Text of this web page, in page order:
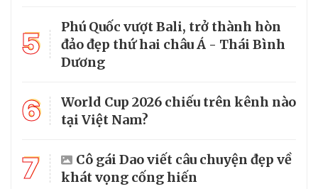
5
Phú Quốc vượt Bali, trở thành hòn
đảo đẹp thứ hai châu Á - Thái Bình
Dương
6
World Cup 2026 chiếu trên kênh nào
tại Việt Nam?
7
Cô gái Dao viết câu chuyện đẹp về
khát vọng cống hiến